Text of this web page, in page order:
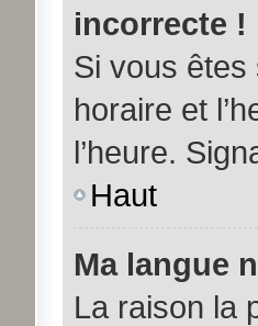
incorrecte !
Si vous êtes
horaire et
l’heure.
Haut
Ma langue
La raison la